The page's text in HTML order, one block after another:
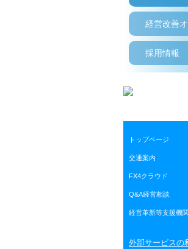
経営改善
採用情報
トップページ
交通案内
FX4クラウド
Q&A経営相談
経営革新等支援機
外部サービスの